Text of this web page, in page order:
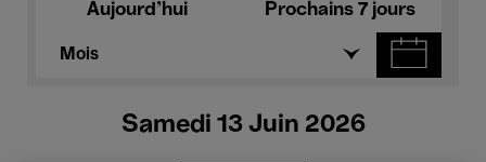
Aujourd'hui Prochains 7 jours
Mois
Samedi 13 Juin 2026